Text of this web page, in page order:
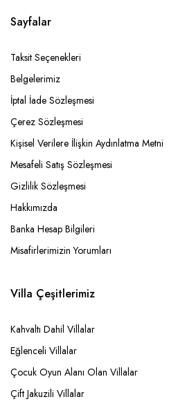
Sayfalar
Taksit Seçenekleri
Belgelerimiz
İptal İade Sözleşmesi
Çerez Sözleşmesi
Kişisel Verilere İlişkin Aydınlatma Metni
Mesafeli Satış Sözleşmesi
Gizlilik Sözleşmesi
Hakkımızda
Banka Hesap Bilgileri
Misafirlerimizin Yorumları
Villa Çeşitlerimiz
Kahvaltı Dahil Villalar
Eğlenceli Villalar
Çocuk Oyun Alanı Olan Villalar
Çift Jakuzili Villalar